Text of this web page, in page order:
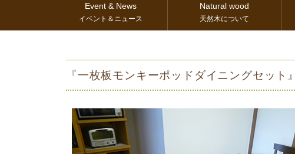
Event & News
イベント＆ニュース
Natural wood
天然木について
『一枚板モンキーポッドダイニングセット』